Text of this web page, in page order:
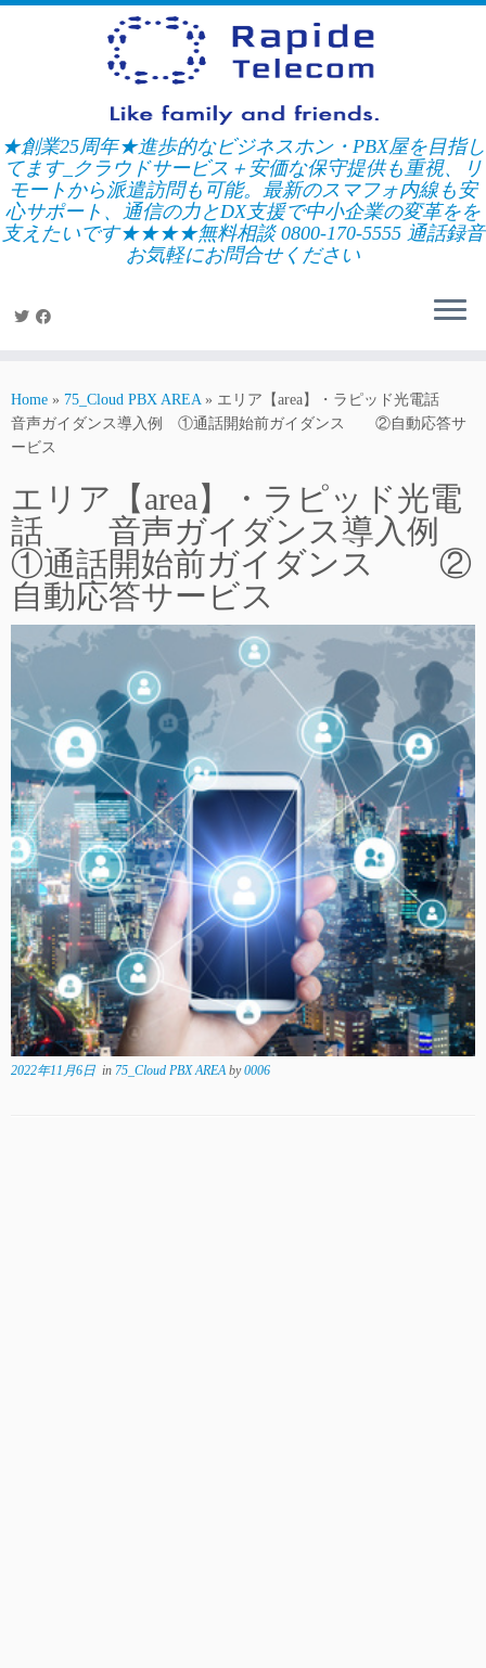
Skip
★創業25周年★進歩的なビジネスホン・PBX屋を目指し
てます_クラウドサービス＋安価な保守提供も重視、リ
モートから派遣訪問も可能。最新のスマフォ内線も安
心サポート、通信の力とDX支援で中小企業の変革をを
支えたいです★★★★無料相談 0800-170-5555 通話録音
お気軽にお問合せください
Home » 75_Cloud PBX AREA » エリア【area】・ラピッド光電話
音声ガイダンス導入例 ①通話開始前ガイダンス ②自動応答サ
ービス
エリア【area】・ラピッド光電
話 音声ガイダンス導入例
①通話開始前ガイダンス ②
自動応答サービス
2022年11月6日 in 75_Cloud PBX AREAby0006